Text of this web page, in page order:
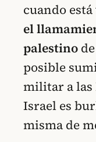
cuando está
el
palestino
posible
militar a las
Israel es
misma de